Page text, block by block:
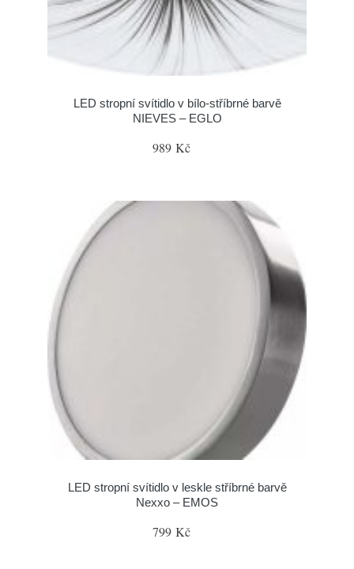
LED stropní svítidlo v bílo-stříbrné barvě
NIEVES – EGLO
989 Kč
LED stropní svítidlo v leskle stříbrné barvě
Nexxo – EMOS
799 Kč